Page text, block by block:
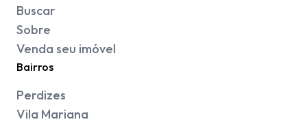
Buscar
Sobre
Venda seu imóvel
Bairros
Perdizes
Vila Mariana